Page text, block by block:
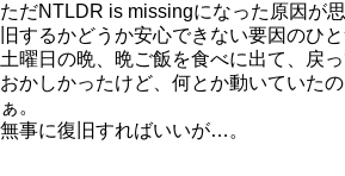
ただNTLDR is missingになった原因が
旧するかどうか安心できない要因のひと
土曜日の晩、晩ご飯を食べに出て、戻
おかしかったけど、何とか動いていた
ぁ。
無事に復旧すればいいが…。